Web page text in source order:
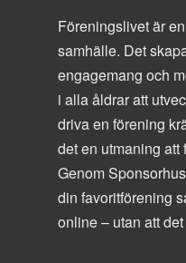
Föreningslivet är
samhälle. Det
engagemang och
i alla åldrar att
driva en förening
det en utmaning att
Genom
din favoritförening
online – utan att